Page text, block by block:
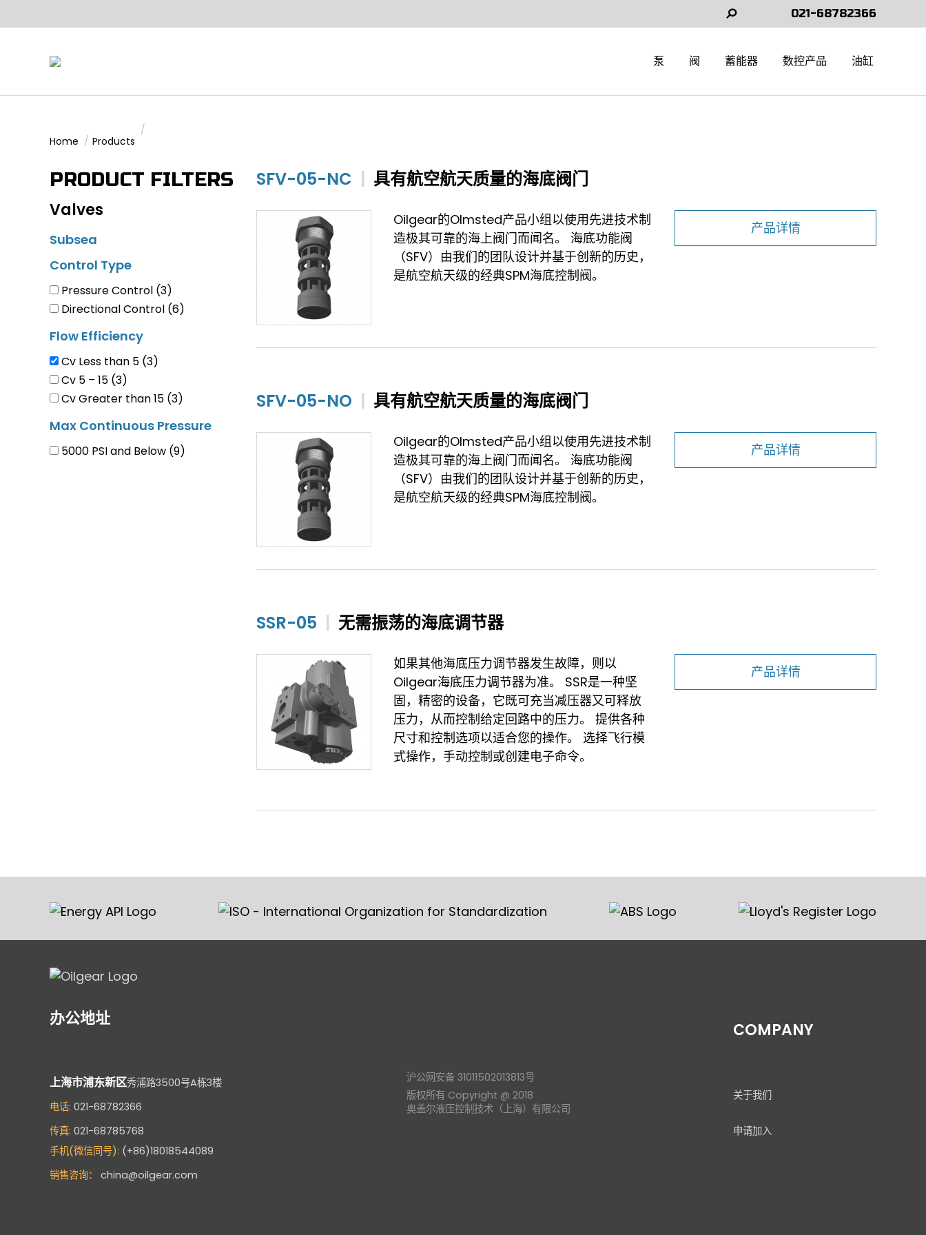
Search: 021-68782366
泵 阀 蓄能器 数控产品 油缸
You are here:
Home Products
PRODUCT FILTERS
Valves
Subsea
Control Type
Pressure Control (3)
Directional Control (6)
Flow Efficiency
Cv Less than 5 (3)
Cv 5 – 15 (3)
Cv Greater than 15 (3)
Max Continuous Pressure
5000 PSI and Below (9)
SFV-05-NC | 具有航空航天质量的海底阀门
Oilgear的Olmsted产品小组以使用先进技术制
造极其可靠的海上阀门而闻名。 海底功能阀
（SFV）由我们的团队设计并基于创新的历史，
是航空航天级的经典SPM海底控制阀。
产品详情
SFV-05-NO 具有航空航天质量的海底阀门
Oilgear的Olmsted产品小组以使用先进技术制
造极其可靠的海上阀门而闻名。 海底功能阀
（SFV）由我们的团队设计并基于创新的历史，
是航空航天级的经典SPM海底控制阀。
产品详情
SSR-05 无需振荡的海底调节器
如果其他海底压力调节器发生故障，则以
Oilgear海底压力调节器为准。 SSR是一种坚
固，精密的设备，它既可充当减压器又可释放
压力，从而控制给定回路中的压力。 提供各种
尺寸和控制选项以适合您的操作。 选择飞行模
式操作，手动控制或创建电子命令。
产品详情
办公地址
上海市浦东新区秀浦路3500号A栋3楼
电话: 021-68782366
传真: 021-68785768
手机(微信同号): (+86)18018544089
销售咨询：
china@oilgear.com
沪公网安备 31011502013813号
版权所有 Copyright @ 2018
奥盖尔液压控制技术（上海）有限公司
COMPANY
关于我们
申请加入